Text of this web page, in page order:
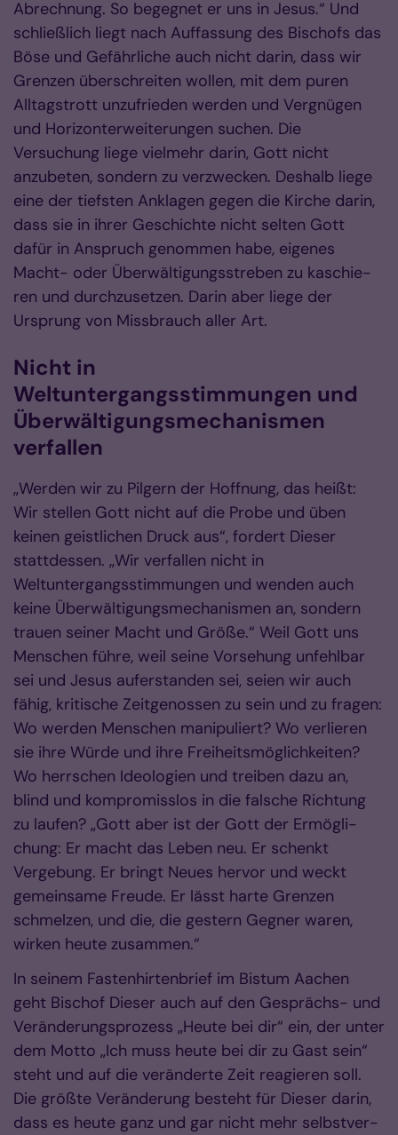
Abrechnung. So begegnet er uns in Jesus.“ Und
schließlich liegt nach Auffassung des Bischofs das
Böse und Gefährliche auch nicht darin, dass wir
Gren­­zen überschrei­ten wollen, mit dem puren
Alltagstrott unzu­frieden werden und Vergnügen
und Horizont­erwei­terungen suchen. Die
Versuchung liege vielmehr darin, Gott nicht
anzubeten, sondern zu verzwecken. Deshalb liege
eine der tiefsten Anklagen gegen die Kirche darin,
dass sie in ihrer Ge­schich­te nicht selten Gott
dafür in Anspruch genom­men habe, ei­genes
Macht- oder Über­wältigungsstreben zu kaschie­
ren und durch­­zu­­set­zen. Darin aber liege der
Ursprung von Miss­brauch aller Art.
Nicht in
Weltuntergangsstimmungen und
Überwältigungsmechanismen
verfallen
„Werden wir zu Pilgern der Hoffnung, das heißt:
Wir stellen Gott nicht auf die Probe und üben
keinen geistlichen Druck aus“, fordert Dieser
stattdessen. „Wir verfallen nicht in
Weltuntergangsstimmungen und wenden auch
keine Überwältigungs­me­­cha­nis­men an, sondern
trauen seiner Macht und Größe.“ Weil Gott uns
Menschen führe, weil seine Vor­seh­ung unfehlbar
sei und Jesus auferstanden sei, seien wir auch
fähig, kritische Zeitgenossen zu sein und zu fragen:
Wo wer­den Men­schen ma­ni­pu­liert? Wo verlieren
sie ihre Würde und ihre Frei­heits­mög­­lich­keiten?
Wo herrschen Ideologien und treiben dazu an,
blind und kom­promisslos in die falsche Rich­tung
zu laufen? „Gott aber ist der Gott der Ermög­li­
chung: Er macht das Leben neu. Er schenkt
Vergebung. Er bringt Neues her­vor und weckt
gemeinsame Freude. Er lässt harte Grenzen
schmel­­zen, und die, die gestern Gegner waren,
wirken heute zusammen.“
In seinem Fastenhirtenbrief im Bistum Aachen
geht Bischof Dieser auch auf den Gesprächs- und
Ver­änderungsprozess „Heute bei dir“ ein, der unter
dem Motto „Ich muss heute bei dir zu Gast sein“
steht und auf die veränderte Zeit reagieren soll.
Die größte Ver­änderung besteht für Dieser darin,
dass es heute ganz und gar nicht mehr selbst­ver­­